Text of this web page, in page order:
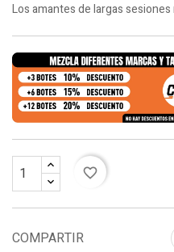
Los amantes de largas
favorite_border
COMPARTIR